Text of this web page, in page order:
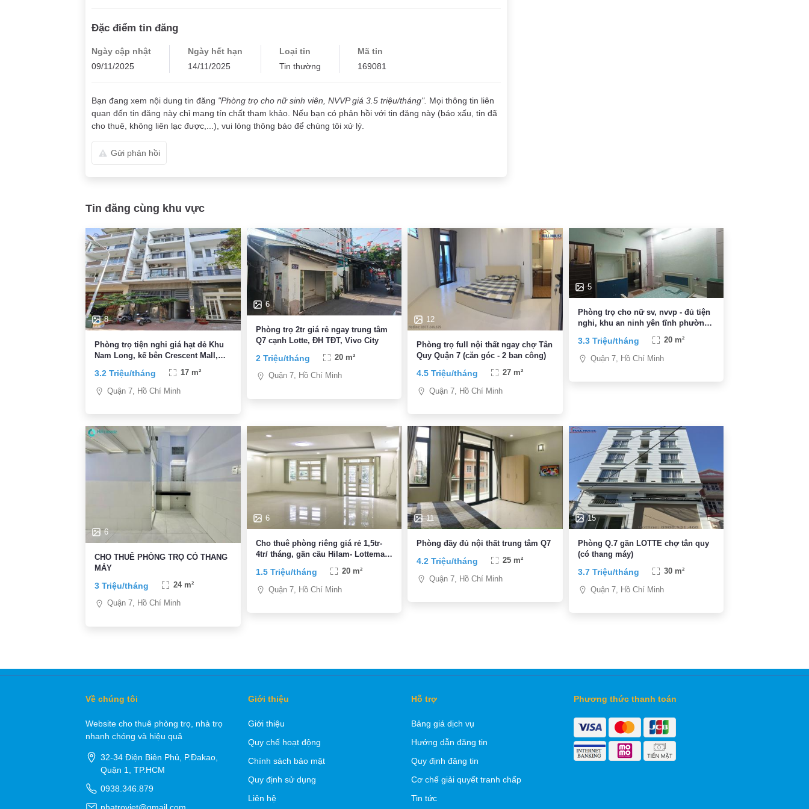
Đặc điểm tin đăng
Ngày cập nhật
09/11/2025
Ngày hết hạn
14/11/2025
Loại tin
Tin thường
Mã tin
169081
Bạn đang xem nội dung tin đăng "Phòng trọ cho nữ sinh viên, NVVP giá 3.5 triệu/tháng". Mọi thông tin liên
quan đến tin đăng này chỉ mang tín chất tham khảo. Nếu bạn có phản hồi với tin đăng này (báo xấu, tin đã
cho thuê, không liên lạc được,...), vui lòng thông báo để chúng tôi xử lý.
Gửi phản hồi
Tin đăng cùng khu vực
8
Phòng trọ tiện nghi giá hạt dẻ Khu
Nam Long, kế bên Crescent Mall,
3.2 Triệu/tháng 17 m²
Quận 7, Hồ Chí Minh
6
Phòng trọ 2tr giá rẻ ngay trung tâm
Q7 cạnh Lotte, ĐH TĐT, Vivo City
2 Triệu/tháng 20 m²
Quận 7, Hồ Chí Minh
12
Phòng trọ full nội thất ngay chợ Tân
Quy Quận 7 (căn góc - 2 ban công)
4.5 Triệu/tháng 27 m²
Quận 7, Hồ Chí Minh
5
Phòng trọ cho nữ sv, nvvp - đủ tiện
nghi, khu an ninh yên tĩnh phường
3.3 Triệu/tháng 20 m²
Quận 7, Hồ Chí Minh
6
CHO THUÊ PHÒNG TRỌ CÓ THANG
MÁY
3 Triệu/tháng 24 m²
Quận 7, Hồ Chí Minh
6
Cho thuê phòng riêng giá rẻ 1,5tr-
4tr/ tháng, gần cầu Hilam- Lottemart
1.5 Triệu/tháng 20 m²
Quận 7, Hồ Chí Minh
11
Phòng đầy đủ nội thất trung tâm Q7
4.2 Triệu/tháng 25 m²
Quận 7, Hồ Chí Minh
15
Phòng Q.7 gần LOTTE chợ tân quy
(có thang máy)
3.7 Triệu/tháng 30 m²
Quận 7, Hồ Chí Minh
Về chúng tôi
Website cho thuê phòng trọ, nhà trọ
nhanh chóng và hiệu quả
32-34 Điện Biên Phủ, P.Đakao,
Quận 1, TP.HCM
0938.346.879
Giới thiệu
Giới thiệu
Quy chế hoạt động
Chính sách bảo mật
Quy định sử dụng
Liên hệ
Hỗ trợ
Bảng giá dịch vụ
Hướng dẫn đăng tin
Quy định đăng tin
Cơ chế giải quyết tranh chấp
Tin tức
Phương thức thanh toán